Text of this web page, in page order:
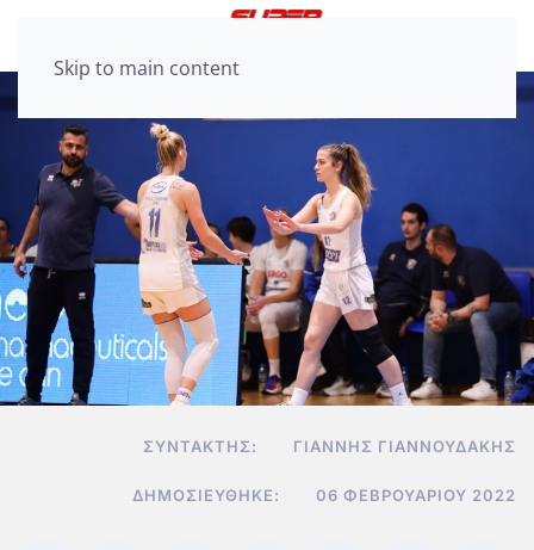
Skip to main content
ΣΥΝΤΆΚΤΗΣ: ΓΙΆΝΝΗΣ ΓΙΑΝΝΟΥΔΆΚΗΣ
ΔΗΜΟΣΙΕΎΘΗΚΕ: 06 ΦΕΒΡΟΥΑΡΊΟΥ 2022